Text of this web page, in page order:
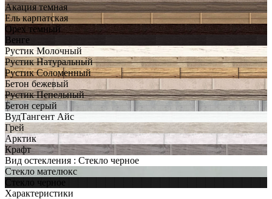
Акация темная
Ель карпатская
Орех темный
Венге
Рустик Молочный
Рустик Натуральный
Рустик Соломенный
Бетон бежевый
Рустик Пепельный
Бетон серый
ВудТангент Айс
Грей
Арктик
Крафт
Вид остекления : Стекло черное
Стекло мателюкс
Стекло черное
Характеристики